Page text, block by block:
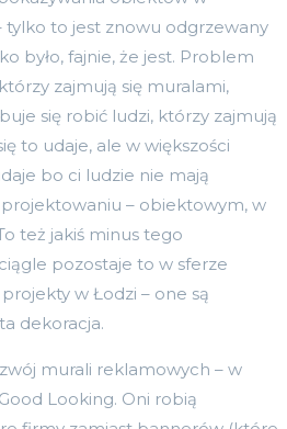
tylko to jest znowu odgrzewany
było, fajnie, że jest. Problem
zajmują się muralami,
się robić ludzi, którzy zajmują
to udaje, ale w większości
bo ci ludzie nie mają
– obiektowym, w
też jakiś minus tego
pozostaje to w sferze
w Łodzi – one są
dekoracja.
murali reklamowych – w
Looking. Oni robią